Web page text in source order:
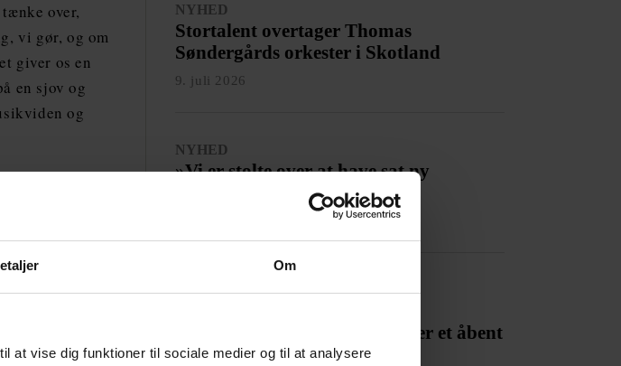
Om
at vise dig funktioner til sociale medier og til at analysere
over,
vi gør, og om
giver os en
en sjov og
og
skal stille
at skabe en
fra
start med blot
NYHED
Stortalent overtager Thomas
Søndergårds orkester i Skotland
9. juli 2026
NYHED
»Vi er stolte over at have sat ny
NYHED
»Copenhagen Opera Festival er et åbent
maskinrum«